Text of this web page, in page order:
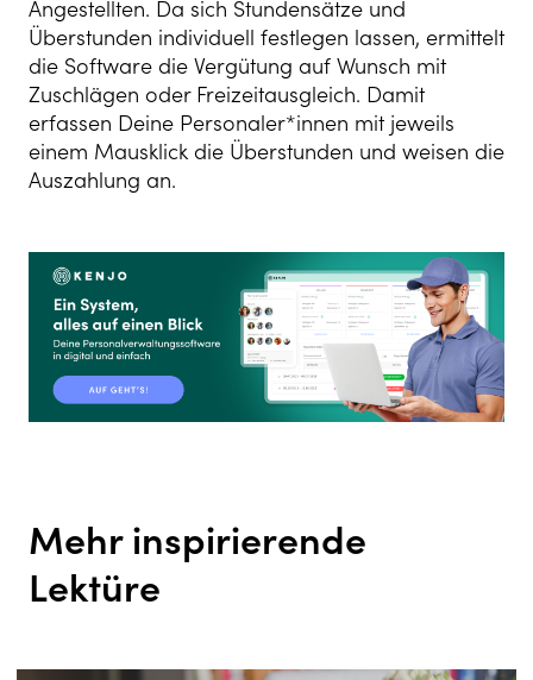
Angestellten. Da sich Stundensätze und
Überstunden individuell festlegen lassen, ermittelt
die Software die Vergütung auf Wunsch mit
Zuschlägen oder Freizeitausgleich. Damit
erfassen Deine Personaler*innen mit jeweils
einem Mausklick die Überstunden und weisen die
Auszahlung an.
Mehr inspirierende
Lektüre